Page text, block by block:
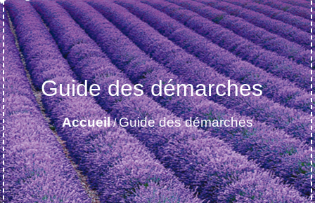
Guide des démarches
Accueil/Guide des démarches